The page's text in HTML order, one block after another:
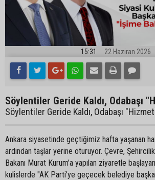
15:31 22 Haziran 2026
Söylentiler Geride Kaldı, Odabaşı
Söylentiler Geride Kaldı, Odabaşı
Ankara siyasetinde geçtiğimiz hafta yaşanan
ardından taşlar yerine oturuyor. Çevre,
Bakanı Murat Kurum’a yapılan ziyaretle
kulislerde "AK Parti’ye geçecek belediye